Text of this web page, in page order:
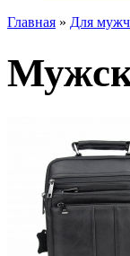
Главная » Для